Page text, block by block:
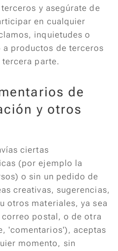
y asegúrate de
en cualquier
inquietudes o
productos de terceros
parte.
de
y otros
ciertas
(por ejemplo la
o sin un pedido de
creativas, sugerencias,
otros materiales, ya sea
postal, o de otra
'comentarios'), aceptas
momento, sin